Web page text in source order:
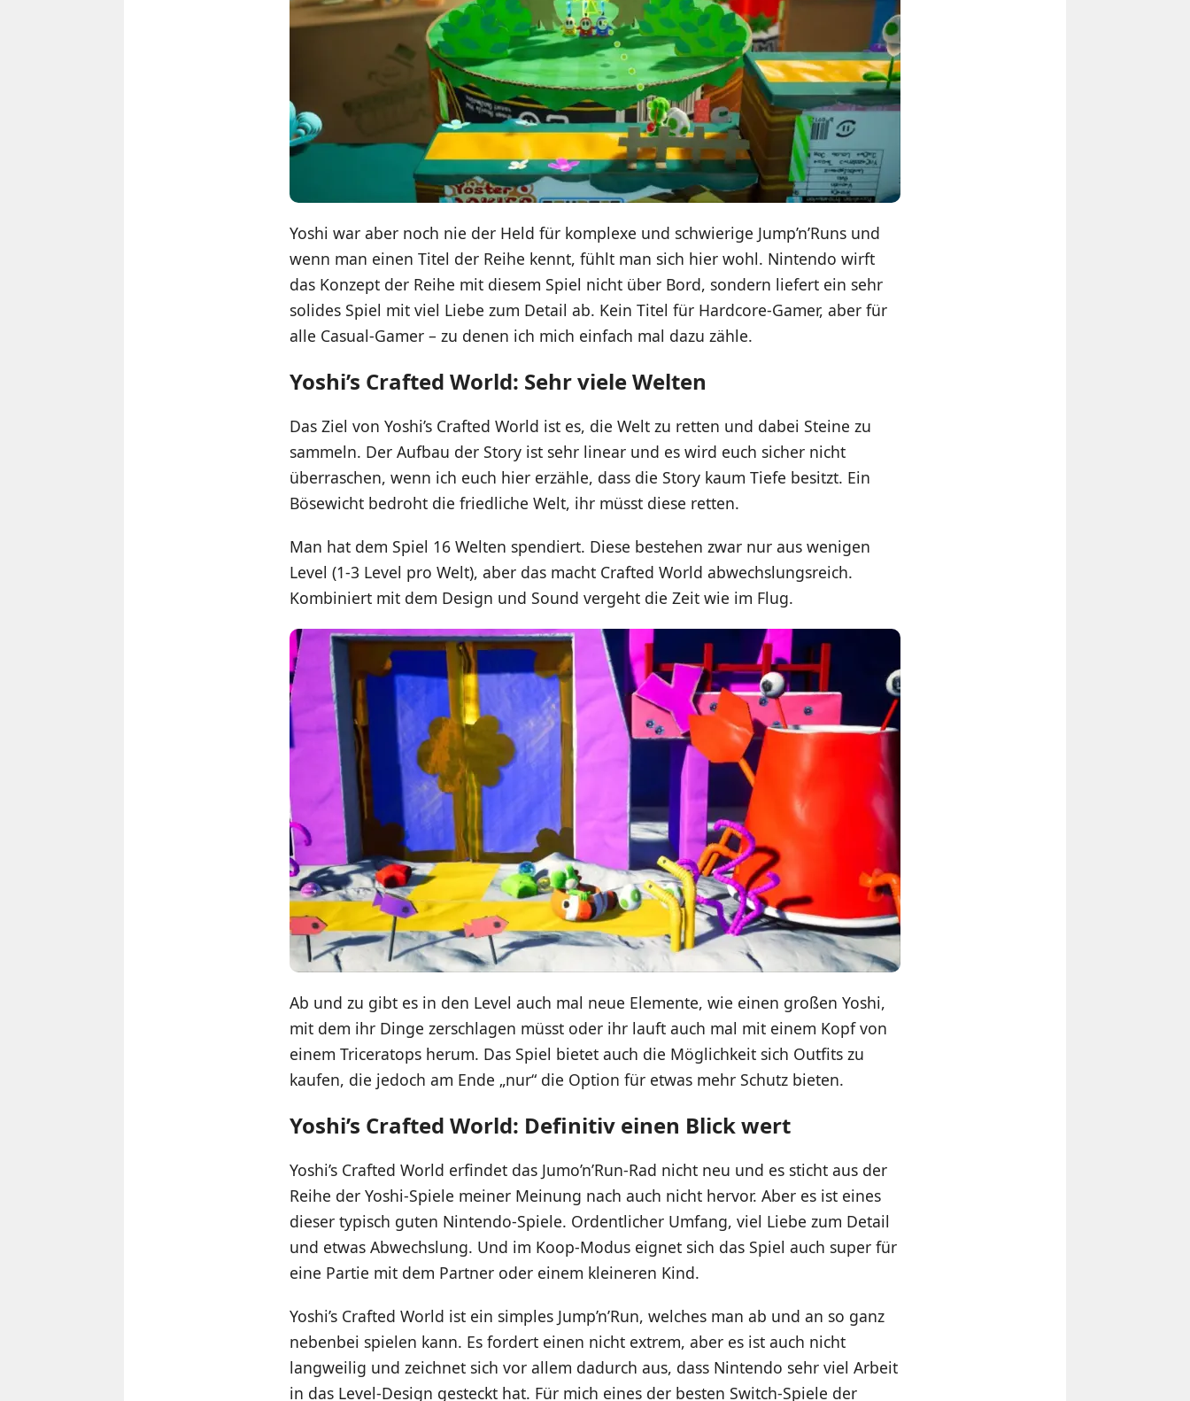
Yoshi war aber noch nie der Held für komplexe und schwierige Jump’n’Runs und
wenn man einen Titel der Reihe kennt, fühlt man sich hier wohl. Nintendo wirft
das Konzept der Reihe mit diesem Spiel nicht über Bord, sondern liefert ein sehr
solides Spiel mit viel Liebe zum Detail ab. Kein Titel für Hardcore-Gamer, aber für
alle Casual-Gamer – zu denen ich mich einfach mal dazu zähle.
Yoshi’s Crafted World: Sehr viele Welten
Das Ziel von Yoshi’s Crafted World ist es, die Welt zu retten und dabei Steine zu
sammeln. Der Aufbau der Story ist sehr linear und es wird euch sicher nicht
überraschen, wenn ich euch hier erzähle, dass die Story kaum Tiefe besitzt. Ein
Bösewicht bedroht die friedliche Welt, ihr müsst diese retten.
Man hat dem Spiel 16 Welten spendiert. Diese bestehen zwar nur aus wenigen
Level (1-3 Level pro Welt), aber das macht Crafted World abwechslungsreich.
Kombiniert mit dem Design und Sound vergeht die Zeit wie im Flug.
Ab und zu gibt es in den Level auch mal neue Elemente, wie einen großen Yoshi,
mit dem ihr Dinge zerschlagen müsst oder ihr lauft auch mal mit einem Kopf von
einem Triceratops herum. Das Spiel bietet auch die Möglichkeit sich Outfits zu
kaufen, die jedoch am Ende „nur“ die Option für etwas mehr Schutz bieten.
Yoshi’s Crafted World: Definitiv einen Blick wert
Yoshi’s Crafted World erfindet das Jumo’n’Run-Rad nicht neu und es sticht aus der
Reihe der Yoshi-Spiele meiner Meinung nach auch nicht hervor. Aber es ist eines
dieser typisch guten Nintendo-Spiele. Ordentlicher Umfang, viel Liebe zum Detail
und etwas Abwechslung. Und im Koop-Modus eignet sich das Spiel auch super für
eine Partie mit dem Partner oder einem kleineren Kind.
Yoshi’s Crafted World ist ein simples Jump’n’Run, welches man ab und an so ganz
nebenbei spielen kann. Es fordert einen nicht extrem, aber es ist auch nicht
langweilig und zeichnet sich vor allem dadurch aus, dass Nintendo sehr viel Arbeit
in das Level-Design gesteckt hat. Für mich eines der besten Switch-Spiele der